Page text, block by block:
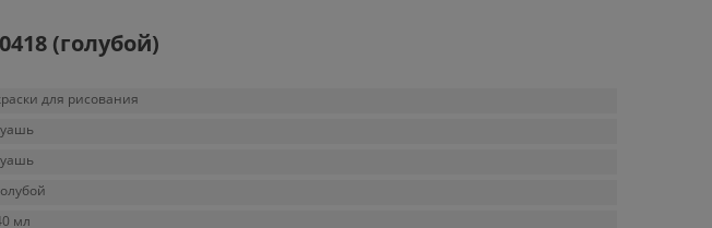
(голубой)
для рисования
мл